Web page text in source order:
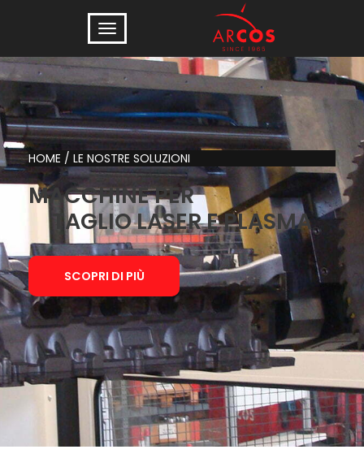
HOME / LE NOSTRE SOLUZIONI
MACCHINE PER
TAGLIO LASER E PLASMA
SCOPRI DI PIÙ